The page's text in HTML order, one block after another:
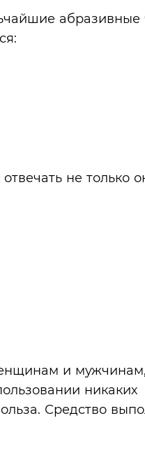
абразивные
не только
и
никаких
Средство